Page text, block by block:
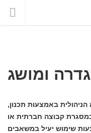
ומושג
באמצעות תכנון,
קבוצה חברתית או